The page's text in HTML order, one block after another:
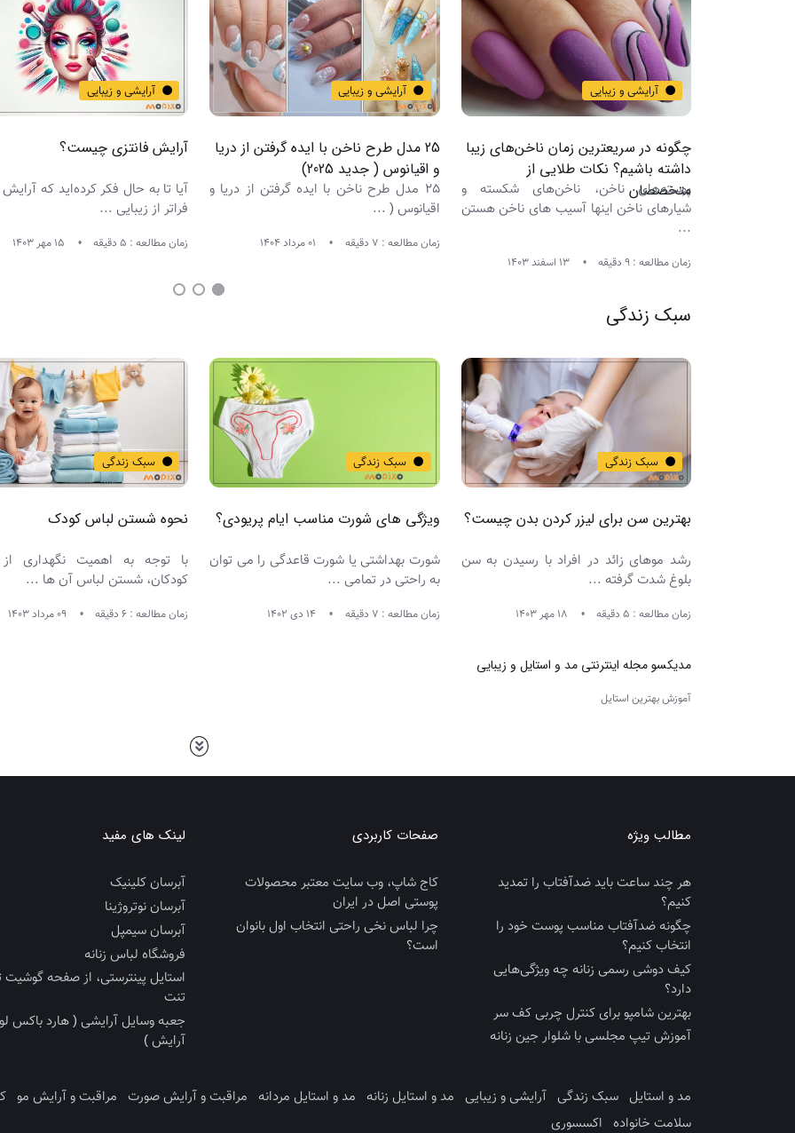
آرایشی و زیبایی
چگونه در سریعترین زمان ناخن‌های زیبا
داشته باشیم؟ نکات طلایی از
متخصصان
پوسته‌های ناخن، ناخن‌های شکسته و
شیارهای ناخن اینها آسیب های ناخن هستن
...
زمان مطالعه : 9 دقیقه 13 اسفند 1403
آرایشی و زیبایی
25 مدل طرح ناخن با ایده گرفتن از دریا
و اقیانوس ( جدید 2025)
25 مدل طرح ناخن با ایده گرفتن از دریا و
اقیانوس ( ...
زمان مطالعه : 7 دقیقه
آرایشی و زیبایی
آرایش فانتزی چیست؟
آیا تا به حال فکر کرده‌اید که آرایش
فراتر از زیبایی ...
زمان مطالعه : 5 دقیقه
سبک زندگی
سبک زندگی
بهترین سن برای لیزر کردن بدن چیست؟
رشد موهای زائد در افراد با رسیدن به سن
بلوغ شدت گرفته ...
زمان مطالعه : 5 دقیقه
سبک زندگی
ویژگی های شورت مناسب ایام پریودی؟
شورت بهداشتی یا شورت قاعدگی را می توان
به راحتی در تمامی ...
زمان مطالعه : 7 دقیقه
سبک زندگی
نحوه شستن لباس کودک
با توجه به اهمیت نگهداری
کودکان، شستن لباس آن ها ...
زمان مطالعه : 6 دقیقه
مدیکسو مجله اینترنتی مد و استایل و زیبایی
آموزش بهترین استایل
مطالب ویژه
هر چند ساعت باید ضدآفتاب را تمدید
کنیم؟
چگونه ضدآفتاب مناسب پوست خود را
انتخاب کنیم؟
کیف دوشی رسمی زنانه چه ویژگی‌هایی
دارد؟
بهترین شامپو برای کنترل چربی کف سر
آموزش تیپ مجلسی با شلوار جین زنانه
صفحات کاربردی
کاج شاپ، وب سایت معتبر محصولات
پوستی اصل در ایران
چرا لباس نخی راحتی انتخاب اول بانوان
است؟
لینک های مفید
آبرسان کلینیک
آبرسان نوتروژینا
آبرسان سیمپل
فروشگاه لباس زنانه
استایل پینترستی، از صفحه گوشیت
تنت
جعبه وسایل آرایشی ( هارد باکس
آرایش )
مد و استایل سبک زندگی آرایشی و زیبایی مد و استایل زنانه مد و استایل مردانه مراقبت و آرایش صورت مراقبت و آرایش مو
سلامت خانواده
اکسسوری